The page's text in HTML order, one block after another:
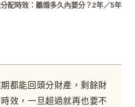
配時效：離婚多久內要分？2年／5年
都能回頭分財產，剩餘財
效，一旦超過就再也要不